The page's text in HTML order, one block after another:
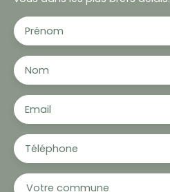
Prénom
Nom
Email
Téléphone
Votre commune